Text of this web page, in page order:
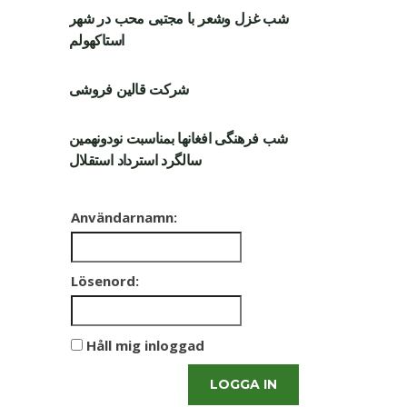
شب غزل وشعر با مجتبی محب در شهر
استاکهولم
شرکت قالین فروشی
شب فرهنگی افغانها بمناسبت نودونهمین
سالگرد استرداد استقلال
Användarnamn:
Lösenord:
Håll mig inloggad
LOGGA IN